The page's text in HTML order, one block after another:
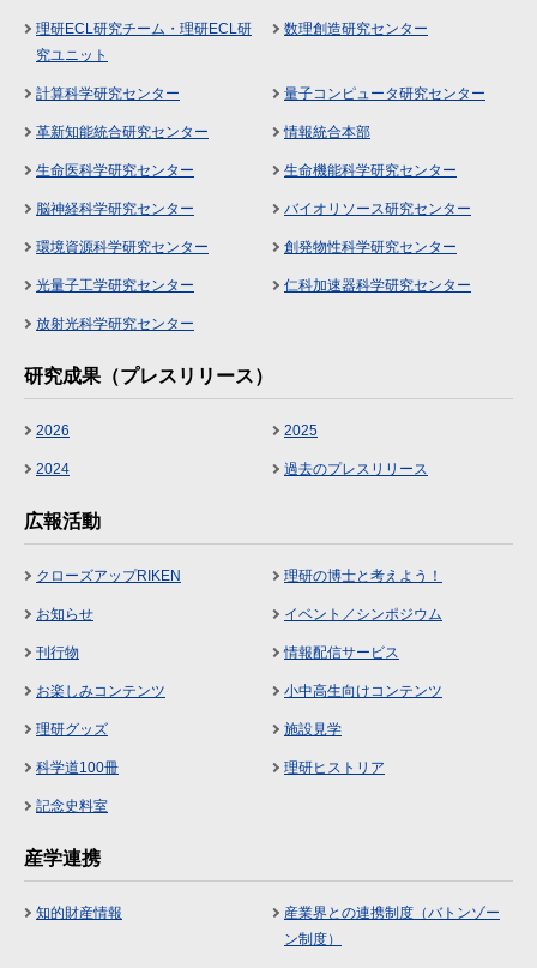
理研ECL研究チーム・理研ECL研
究ユニット
数理創造研究センター
計算科学研究センター 量子コンピュータ研究センター
革新知能統合研究センター 情報統合本部
生命医科学研究センター 生命機能科学研究センター
脳神経科学研究センター バイオリソース研究センター
環境資源科学研究センター 創発物性科学研究センター
光量子工学研究センター 仁科加速器科学研究センター
放射光科学研究センター
研究成果（プレスリリース）
2026 2025
2024 過去のプレスリリース
広報活動
クローズアップRIKEN 理研の博士と考えよう！
お知らせ イベント／シンポジウム
刊行物 情報配信サービス
お楽しみコンテンツ 小中高生向けコンテンツ
理研グッズ 施設見学
科学道100冊 理研ヒストリア
記念史料室
産学連携
知的財産情報
産業界との連携制度（バトンゾー
ン制度）